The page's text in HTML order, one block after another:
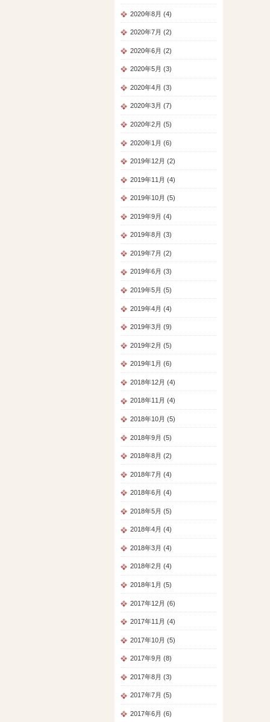
2020年8月 (4)
2020年7月 (2)
2020年6月 (2)
2020年5月 (3)
2020年4月 (3)
2020年3月 (7)
2020年2月 (5)
2020年1月 (6)
2019年12月 (2)
2019年11月 (4)
2019年10月 (5)
2019年9月 (4)
2019年8月 (3)
2019年7月 (2)
2019年6月 (3)
2019年5月 (5)
2019年4月 (4)
2019年3月 (9)
2019年2月 (5)
2019年1月 (6)
2018年12月 (4)
2018年11月 (4)
2018年10月 (5)
2018年9月 (5)
2018年8月 (2)
2018年7月 (4)
2018年6月 (4)
2018年5月 (5)
2018年4月 (4)
2018年3月 (4)
2018年2月 (4)
2018年1月 (5)
2017年12月 (6)
2017年11月 (4)
2017年10月 (5)
2017年9月 (8)
2017年8月 (3)
2017年7月 (5)
2017年6月 (6)